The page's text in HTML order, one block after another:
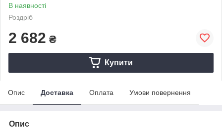
В наявності
Роздріб
2 682 ₴
Купити
Опис Доставка Оплата Умови повернення
Опис